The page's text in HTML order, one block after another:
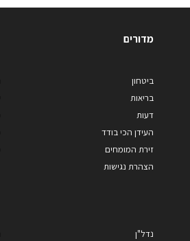
מדורים
ביטחון
בריאות
דעות
העידן הכי בודד
זירת המומחים
הצהרת נגישות
נדל"ן